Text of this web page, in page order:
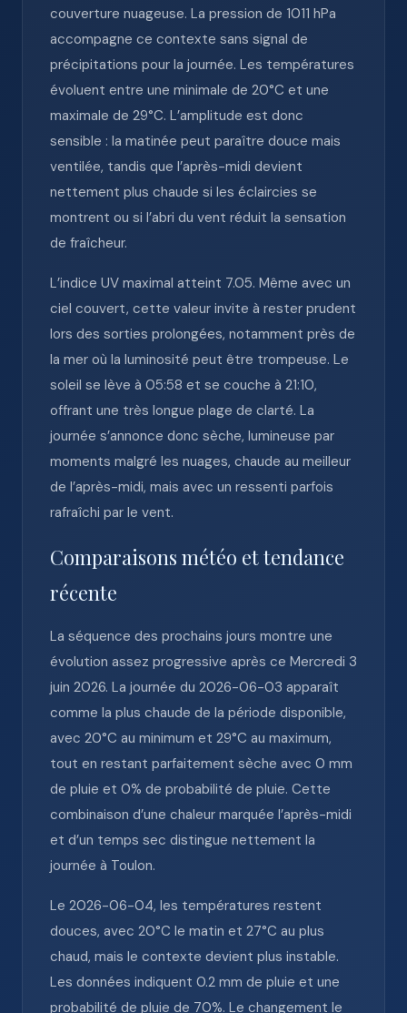
couverture nuageuse. La pression de 1011 hPa
accompagne ce contexte sans signal de
précipitations pour la journée. Les températures
évoluent entre une minimale de 20°C et une
maximale de 29°C. L’amplitude est donc
sensible : la matinée peut paraître douce mais
ventilée, tandis que l’après-midi devient
nettement plus chaude si les éclaircies se
montrent ou si l’abri du vent réduit la sensation
de fraîcheur.
L’indice UV maximal atteint 7.05. Même avec un
ciel couvert, cette valeur invite à rester prudent
lors des sorties prolongées, notamment près de
la mer où la luminosité peut être trompeuse. Le
soleil se lève à 05:58 et se couche à 21:10,
offrant une très longue plage de clarté. La
journée s’annonce donc sèche, lumineuse par
moments malgré les nuages, chaude au meilleur
de l’après-midi, mais avec un ressenti parfois
rafraîchi par le vent.
Comparaisons météo et tendance
récente
La séquence des prochains jours montre une
évolution assez progressive après ce Mercredi 3
juin 2026. La journée du 2026-06-03 apparaît
comme la plus chaude de la période disponible,
avec 20°C au minimum et 29°C au maximum,
tout en restant parfaitement sèche avec 0 mm
de pluie et 0% de probabilité de pluie. Cette
combinaison d’une chaleur marquée l’après-midi
et d’un temps sec distingue nettement la
journée à Toulon.
Le 2026-06-04, les températures restent
douces, avec 20°C le matin et 27°C au plus
chaud, mais le contexte devient plus instable.
Les données indiquent 0.2 mm de pluie et une
probabilité de pluie de 70%. Le changement le